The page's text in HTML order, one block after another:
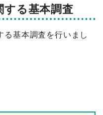
する基本調査
る基本調査を行いまし